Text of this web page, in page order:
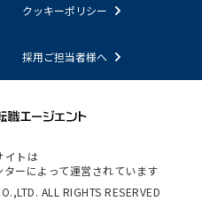
クッキーポリシー
採用ご担当者様へ
イトは
ーによって運営されています
ALL RIGHTS RESERVED